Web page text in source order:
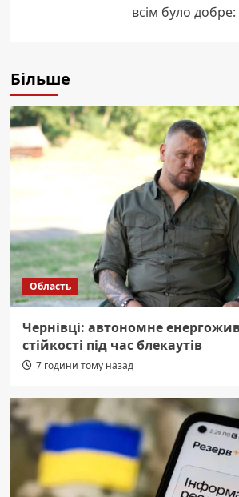
всім було
Більше
Область
Чернівці: автономне
стійкості під час блекаутів
7 години тому назад